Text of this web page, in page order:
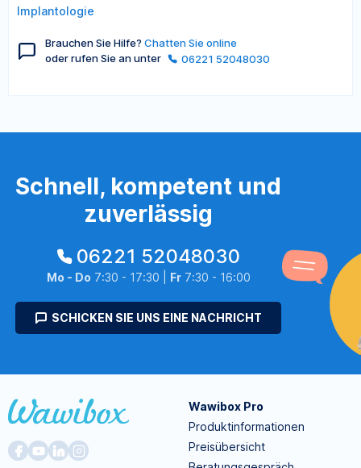
Implantologie
Brauchen Sie Hilfe? Chatten Sie online
oder rufen Sie an unter
06221 52048030
Schnell, kompetent und
zuverlässig
06221 52048030
Mo - Do 7:30 - 17:30 | Fr7:30 - 16:00
SCHICKEN SIE UNS EINE NACHRICHT
Wawibox Pro
Produktinformationen
Preisübersicht